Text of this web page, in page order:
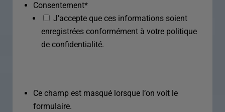
Consentement*
J’accepte que ces informations soient
enregistrées conformément à votre politique
de confidentialité.
Ce champ est masqué lorsque l‘on voit le
formulaire.